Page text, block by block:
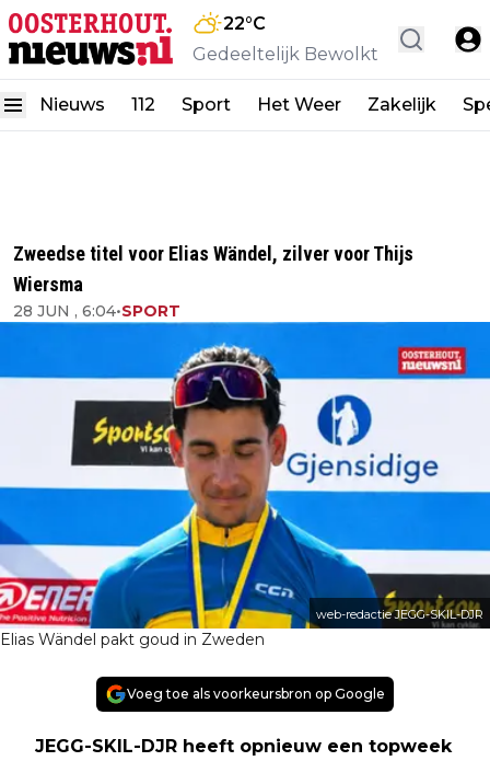
22°C
Gedeeltelijk Bewolkt
Nieuws 112 Sport Het Weer Zakelijk
Zweedse titel voor Elias Wändel, zilver voor Thijs
Wiersma
28 JUN , 6:04•SPORT
web-redactie JEGG-SKIL-DJR
Elias Wändel pakt goud in Zweden
Voeg toe als voorkeursbron op Google
JEGG-SKIL-DJR heeft opnieuw een topweek